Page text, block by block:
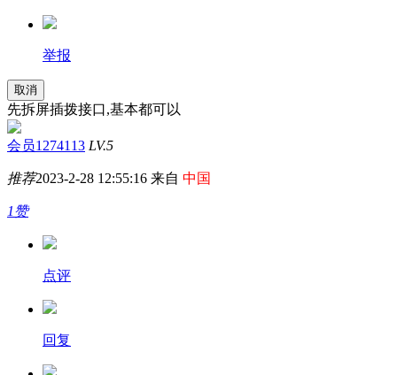
举报
取消
先拆屏插拨接口,基本都可以
会员1274113 LV.5
推荐2023-2-28 12:55:16 来自 中国
1赞
点评
回复